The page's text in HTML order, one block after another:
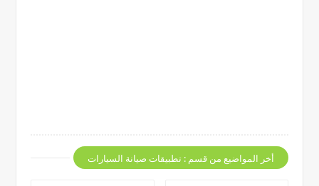
أخر المواضيع من قسم : تطبيقات صيانة السيارات